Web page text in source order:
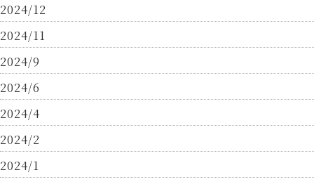
2024/12
2024/11
2024/9
2024/6
2024/4
2024/2
2024/1